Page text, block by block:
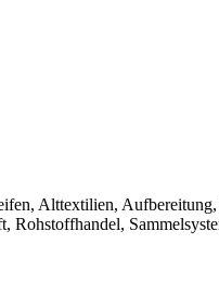
Alttextilien,